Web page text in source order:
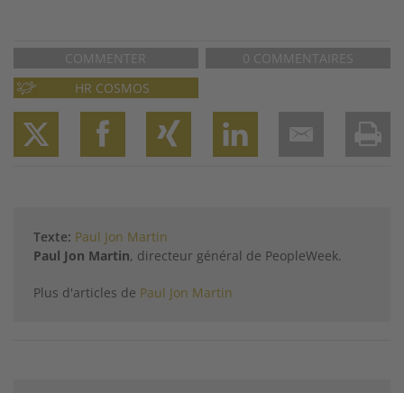
COMMENTER
0 COMMENTAIRES
HR COSMOS
Texte: Paul Jon Martin
Paul Jon Martin, directeur général de PeopleWeek.
Plus d'articles de Paul Jon Martin